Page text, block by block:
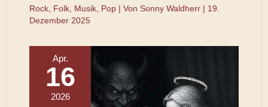
Rock Folk Musik Pop | Von Sonny Waldherr | 19.
Dezember 2025
Apr.
16
2026